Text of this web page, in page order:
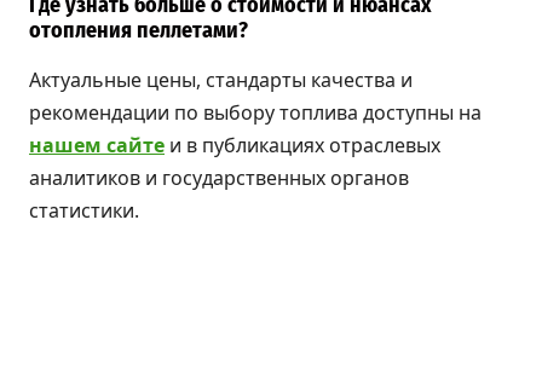
Где узнать больше о стоимости и нюансах
отопления пеллетами?
Актуальные цены, стандарты качества и
рекомендации по выбору топлива доступны на
нашем сайте и в публикациях отраслевых
аналитиков и государственных органов
статистики.